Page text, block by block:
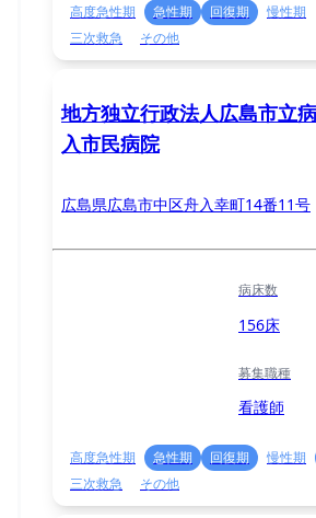
高度急性期 急性期 回復期 慢性期
三次救急
その他
地方独立行政法人広島市立
入市民病院
広島県広島市中区舟入幸町14番11号
病床数
156床
募集職種
看護師
高度急性期 急性期 回復期 慢性期
三次救急
その他